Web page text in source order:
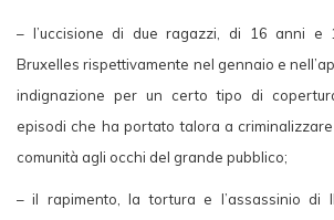
– l’uccisione di due ragazzi, di 16 anni e
Bruxelles rispettivamente nel gennaio e
indignazione per un certo tipo di
episodi che ha portato talora a
comunità agli occhi del grande pubblico;
– il rapimento, la tortura e l’assassinio di